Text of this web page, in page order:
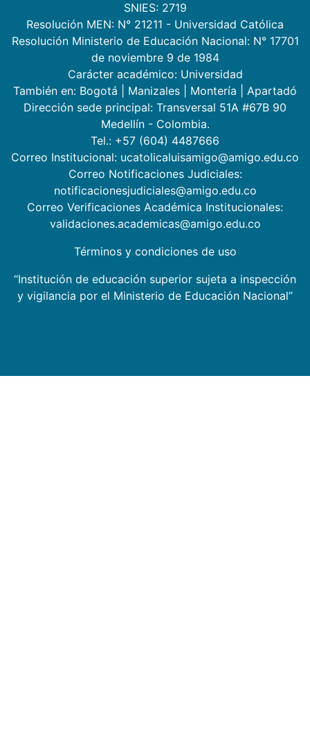
SNIES: 2719
Resolución MEN: N° 21211 - Universidad Católica
Resolución Ministerio de Educación Nacional: N° 17701
de noviembre 9 de 1984
Carácter académico: Universidad
También en: Bogotá Manizales Montería
Apartadó
Dirección sede principal: Transversal 51A #67B 90
Medellín - Colombia.
Tel.: +57 (604) 4487666
Correo Institucional: ucatolicaluisamigo@amigo.edu.co
Correo Notificaciones Judiciales:
notificacionesjudiciales@amigo.edu.co
Correo Verificaciones Académica Institucionales:
validaciones.academicas@amigo.edu.co
Términos y condiciones de uso
“Institución de educación superior sujeta a inspección
y vigilancia por el Ministerio de Educación Nacional”